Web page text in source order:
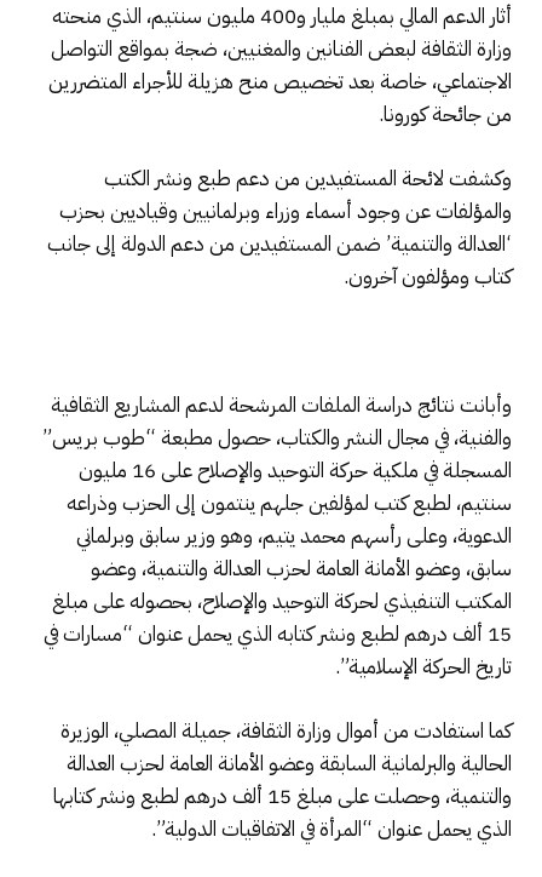
أثار الدعم المالي بمبلغ مليار و400 مليون سنتيم، الذي منحته
وزارة الثقافة لبعض الفنانين والمغنيين، ضجة بمواقع التواصل
الاجتماعي، خاصة بعد تخصيص منح هزيلة للأجراء المتضررين
من جائحة كورونا.
وكشفت لائحة المستفيدين من دعم طبع ونشر الكتب
والمؤلفات عن وجود أسماء وزراء وبرلمانيين وقياديين بحزب
‘العدالة والتنمية’ ضمن المستفيدين من دعم الدولة إلى جانب
كتاب ومؤلفون آخرون.
وأبانت نتائج دراسة الملفات المرشحة لدعم المشاريع الثقافية
والفنية، في مجال النشر والكتاب، حصول مطبعة “طوب بريس”
المسجلة في ملكية حركة التوحيد والإصلاح على 16 مليون
سنتيم، لطبع كتب لمؤلفين جلهم ينتمون إلى الحزب وذراعه
الدعوية، وعلى رأسهم محمد يتيم، وهو وزير سابق وبرلماني
سابق، وعضو الأمانة العامة لحزب العدالة والتنمية، وعضو
المكتب التنفيذي لحركة التوحيد والإصلاح، بحصوله على مبلغ
15 ألف درهم لطبع ونشر كتابه الذي يحمل عنوان “مسارات في
تاريخ الحركة الإسلامية”.
كما استفادت من أموال وزارة الثقافة، جميلة المصلي، الوزيرة
الحالية والبرلمانية السابقة وعضو الأمانة العامة لحزب العدالة
والتنمية، وحصلت على مبلغ 15 ألف درهم لطبع ونشر كتابها
الذي يحمل عنوان “المرأة في الاتفاقيات الدولية”.